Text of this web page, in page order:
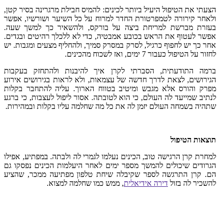
הצעתי את הטיפול היעיל ביותר לכינים: להמיס חבילת מרגרינה בסיר קטן,
ולאחר קירורה לטמפרטורת החדר למרוח על כל השיער ושורשיו, אפשר
בעזרת מברשת למריחת ביצה על בורקס, ולהשאיר כך למשך שעה.
אפשר לעטוף את הראש בכובע אמבטיה, כדי לא ללכלך רהיטים ובגדים.
אחר כך יש לחפוף כרגיל, לסרק במסרק סמיך, ולהחליף מצעים ומגבות. יש
לחזור על הטיפול כעבור 7 ימים, ואז לשכוח מהכינים.
ברמה התודעתית, הסברתי לקרן איך להיבנות ולהתחזק בעקבות
הגירושים, לצאת לדרך חדשה של עצמאות, ולא לראות בגירושים אירוע
מפרק והורס אלא מגבש ומיטיב בטווח הארוך. עליה להתחבר בקלות
לנתיב שמייעד לה העולם, כי הוא לטובתה. אסור ליפול לעצבות, כי ברגע
שתהיה בשמחה העולם יזמן לה את כל מה שחלמה עליו בקלות ובמהירות.
תוצאות הטיפול
למחרת קרן הרגישה טוב, הכינים נעלמו לגמרי לה ולבתה. במפתיע, אפילו
הגרודים שיכולים להמשך מספר ימים לאחר היעלמות הכינים נפסקו גם
הם. קרן התרגשה לספר שקיבלה שיחת טלפון מפתיעה ממכר, שהציע
להשכיר לה בזול דירה אידיאלית, ממש כמו שחלמה למצוא.